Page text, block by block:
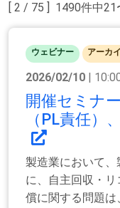
[ 2 / 75 ] 1490件中21
ウェビナー アーカ
2026/02/10 |
開催セミナ
（PL責任）
製造業において
に、自主回収・
償に関する問題は